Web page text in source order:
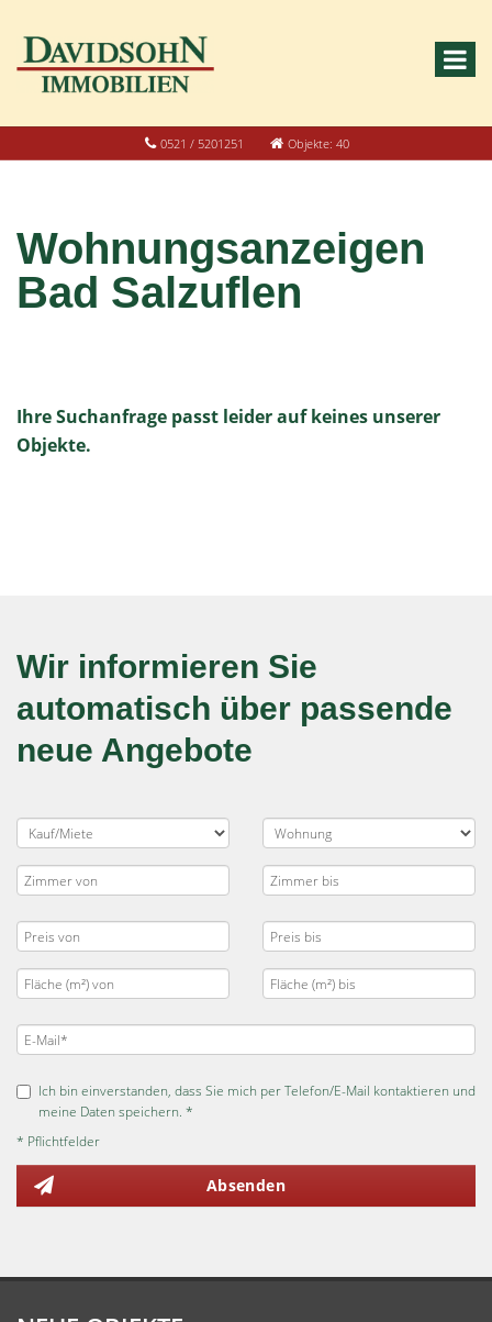
0521 / 5201251 Objekte: 40
Wohnungsanzeigen
Bad Salzuflen
Ihre Suchanfrage passt leider auf keines unserer
Objekte.
Wir informieren Sie
automatisch über passende
neue Angebote
Ich bin einverstanden, dass Sie mich per Telefon/E-Mail kontaktieren und
meine Daten speichern. *
* Pflichtfelder
Absenden